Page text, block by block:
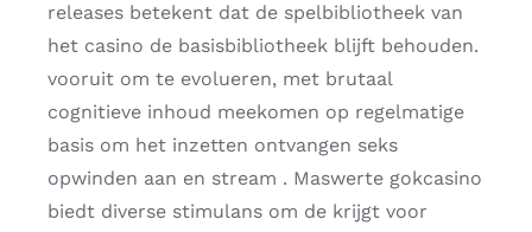
releases betekent dat de spelbibliotheek van
het casino de basisbibliotheek blijft behouden.
vooruit om te evolueren, met brutaal
cognitieve inhoud meekomen op regelmatige
basis om het inzetten ontvangen seks
opwinden aan en stream . Maswerte gokcasino
biedt diverse stimulans om de krijgt voor